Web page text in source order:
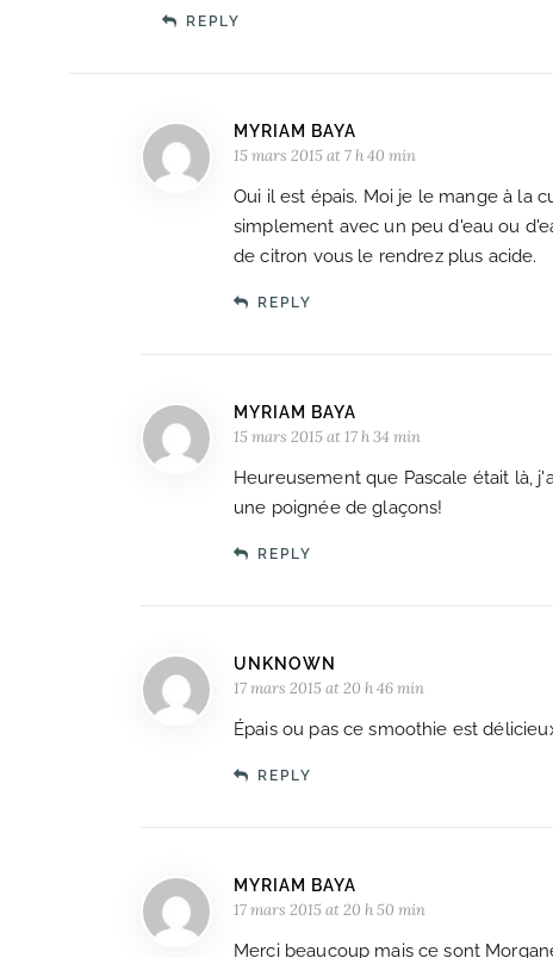
REPLY
MYRIAM BAYA
15 mars 2015 at 7 h 40 min
Oui il est épais. Moi je le mange à la
simplement avec un peu d'eau ou
de citron vous le rendrez plus acide.
REPLY
MYRIAM BAYA
15 mars 2015 at 17 h 34 min
Heureusement que Pascale était là,
une poignée de glaçons!
REPLY
UNKNOWN
17 mars 2015 at 20 h 46 min
Épais ou pas ce smoothie est
REPLY
MYRIAM BAYA
17 mars 2015 at 20 h 50 min
Merci beaucoup mais ce sont